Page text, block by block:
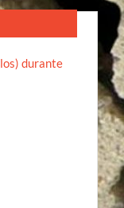
durante